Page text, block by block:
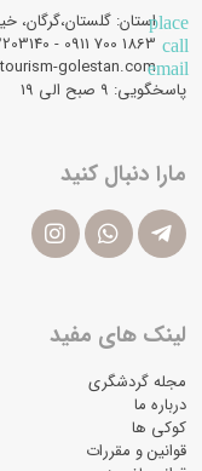
placeاستان: گلستان،گرگان، خیابان
call
email
golestan.com
پاسخگویی: ۹ صبح الی 19
مارا دنبال کنید
لینک های مفید
مجله گردشگری
درباره ما
کوکی ها
قوانین و مقررات